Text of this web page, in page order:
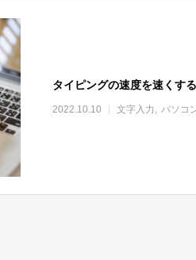
タイピングの速度を速くす
2022.10.10 文字入力 パソコ